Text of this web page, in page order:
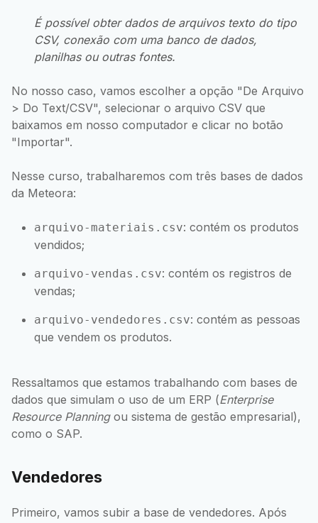
É possível obter dados de arquivos texto do tipo
CSV, conexão com uma banco de dados,
planilhas ou outras fontes.
No nosso caso, vamos escolher a opção "De Arquivo
> Do Text/CSV", selecionar o arquivo CSV que
baixamos em nosso computador e clicar no botão
"Importar".
Nesse curso, trabalharemos com três bases de dados
da Meteora:
arquivo-materiais.csv: contém os produtos
vendidos;
arquivo-vendas.csv: contém os registros de
vendas;
arquivo-vendedores.csv: contém as pessoas
que vendem os produtos.
Ressaltamos que estamos trabalhando com bases de
dados que simulam o uso de um ERP (Enterprise
Resource Planningou sistema de gestão empresarial),
como o SAP.
Vendedores
Primeiro, vamos subir a base de vendedores. Após